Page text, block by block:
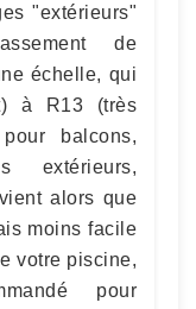
"extérieurs"
de
échelle, qui
à R13 (très
balcons,
extérieurs,
alors que
moins facile
votre piscine,
pour